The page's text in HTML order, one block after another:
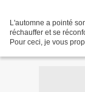
L'automne a pointé
réchauffer et se
Pour ceci, je vous